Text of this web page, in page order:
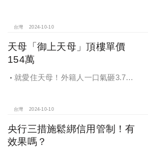
台灣 2024-10-10
天母「御上天母」頂樓單價
154萬
就愛住天母！外籍人一口氣砸3.78
台灣 2024-10-10
央行三措施鬆綁信用管制！有
效果嗎？